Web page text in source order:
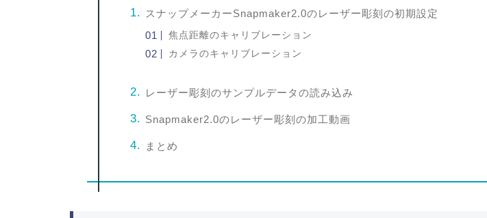
スナップメーカーSnapmaker2.0のレーザー彫刻の初期設定
焦点距離のキャリブレーション
カメラのキャリブレーション
レーザー彫刻のサンプルデータの読み込み
Snapmaker2.0のレーザー彫刻の加工動画
まとめ